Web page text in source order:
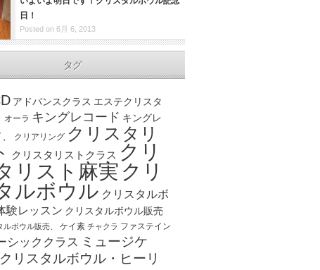
日！
Posted on 6月 6, 2013
タグ
アドバンスクラス エステクリスタ
オーラ キングレコード キングレ
クリアリング クリスタリ
クリスタリストクラス クリ
リスト麻実 クリ
ルボウル クリスタルボ
験レッスン クリスタルボウル販売
ルボウル販売、 ケイ素 チャクラ ファステイン
シッククラス ミュージケ
リスタルボウル・ヒーリ